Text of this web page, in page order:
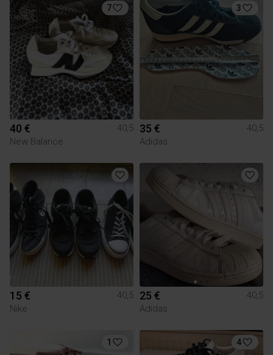
7
40 €
40,5
New Balance
3
35 €
40,5
Adidas
15 €
40,5
Nike
25 €
40,5
Adidas
1 4